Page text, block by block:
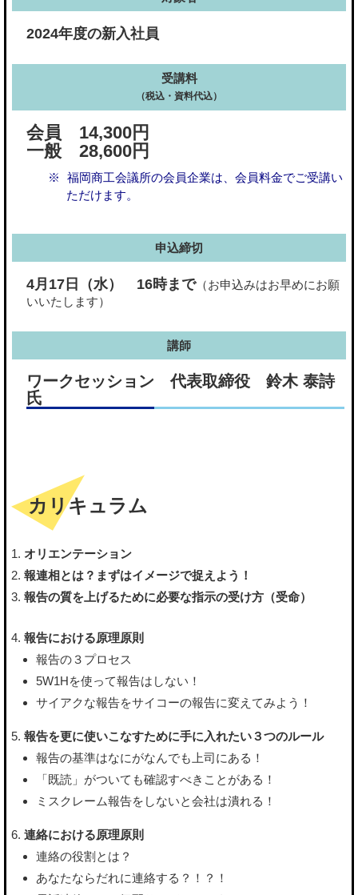
2024年度の新入社員
受講料
（税込・資料代込）
会員 14,300円
一般 28,600円
福岡商工会議所の会員企業は、会員料金でご受講い
ただけます。
申込締切
4月17日（水） 16時まで（お申込みはお早めにお願
いいたします）
講師
ワークセッション 代表取締役 鈴木 泰詩
氏
カリキュラム
オリエンテーション
報連相とは？まずはイメージで捉えよう！
報告の質を上げるために必要な指示の受け方（受命）
報告における原理原則
報告の３プロセス
5W1Hを使って報告はしない！
サイアクな報告をサイコーの報告に変えてみよう！
報告を更に使いこなすために手に入れたい３つのルール
報告の基準はなにがなんでも上司にある！
「既読」がついても確認すべきことがある！
ミスクレーム報告をしないと会社は潰れる！
連絡における原理原則
連絡の役割とは？
あなたならだれに連絡する？！？！